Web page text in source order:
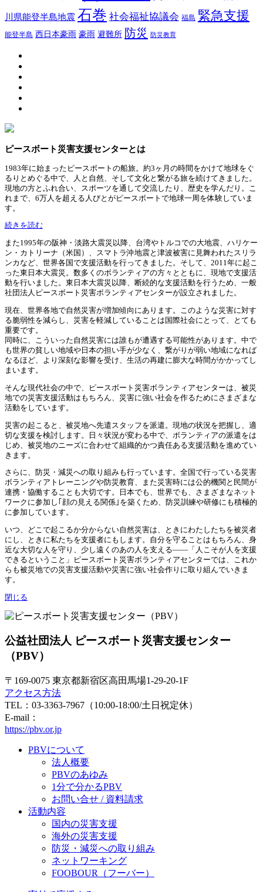
川県能登半島地震 石巻 社会福祉協議会 福島 緊急支援
能登半島 西日本豪雨 豪雨 避難所 防災 防災教育
ピースボート災害支援センターとは
1983年に始まったピースボートの船旅。約3ヶ月の時間をかけて地球をぐ
るりとめぐる中で、人と自然、そして文化と繋がる旅を続けてきました。
現地の方とふれ合い、スポーツを通して交流したり、歴史を学んだり。こ
れまで、6万人を超える人びとがピースボートで地球一周を体験していま
す。
続きを読む
また1995年の阪神・淡路大震災以降、台湾やトルコでの大地震、ハリケー
ン・カトリーナ（米国）、スマトラ沖地震と津波被害に見舞われたスリラ
ンカなど、世界各国で支援活動を行ってきました。そして、2011年に起こ
った東日本大震災。数多くのボランティアの方々とともに、現地で支援活
動を行いました。東日本大震災以降、断続的な支援活動を行うため、一般
社団法人ピースボート災害ボランティアセンターが設立されました。
現在、世界各地で自然災害が増加傾向にあります。このような災害に対す
る脆弱性を減らし、災害を軽減していることは国際社会にとって、とても
重要です。
同時に、こういった自然災害には誰もが遭遇する可能性があります。中で
も世界の貧しい地域や日本の担い手が少なく、繋がりが弱い地域になれば
なるほど、より深刻な影響を受け、生活の再建に膨大な時間がかかってし
まいます。
そんな現代社会の中で、ピースボート災害ボランティアセンターは、被災
地での災害支援活動はもちろん、災害に強い社会を作るためにさまざまな
活動をしています。
災害の起こると、被災地へ先遣スタッフを派遣。現地の状況を把握し、適
切な支援を検討します。日々状況が変わる中で、ボランティアの派遣をは
じめ、被災地のニーズに合わせて組織的かつ責任ある支援活動を進めてい
きます。
さらに、防災・減災への取り組みも行っています。全国で行っている災害
ボランティアトレーニングや防災教育、また災害時には公的機関と民間が
連携・協働することも大切です。日本でも、世界でも、さまざまなネット
ワークに参加し｢顔の見える関係｣を築くため、防災訓練や研修にも積極的
に参加しています。
いつ、どこで起こるか分からない自然災害は、ときにわたしたちを被災者
にし、ときに私たちを支援者にもします。自分を守ることはもちろん、身
近な大切な人を守り、少し遠くのあの人を支える——「人こそが人を支援
できるということ」ピースボート災害ボランティアセンターでは、これか
らも被災地での災害支援活動や災害に強い社会作りに取り組んでいきま
す。
閉じる
公益社団法人 ピースボート災害支援センター
（PBV）
〒169-0075 東京都新宿区高田馬場1-29-20-1F
アクセス方法
TEL：03-3363-7967（10:00-18:00/土日祝定休）
E-mail：
https://pbv.or.jp
PBVについて
法人概要
PBVのあゆみ
1分で分かるPBV
お問い合せ / 資料請求
活動内容
国内の災害支援
海外の災害支援
防災・減災への取り組み
ネットワーキング
FOOBOUR（フーバー）